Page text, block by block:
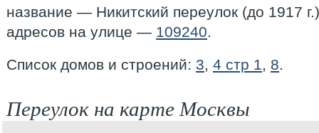
название — Никитский переулок (до 1917
адресов на улице — 109240.
Список домов и строений: 3, 4 стр 1, 8.
Переулок на карте Москвы